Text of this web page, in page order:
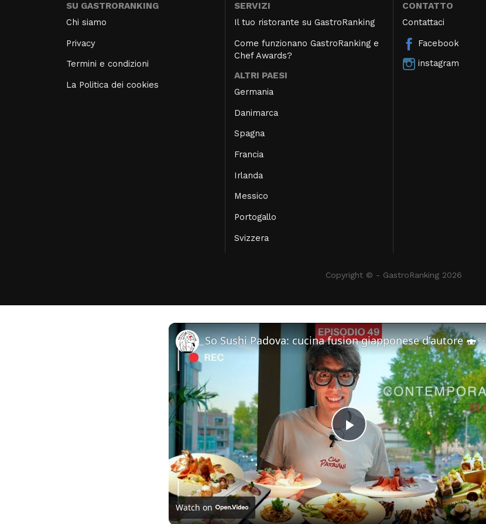
SU GASTRORANKING
Chi siamo
Privacy
Termini e condizioni
La Politica dei cookies
SERVIZI
Il tuo ristorante su GastroRanking
Come funzionano GastroRanking e
Chef Awards?
ALTRI PAESI
Germania
Danimarca
Spagna
Francia
Irlanda
Messico
Portogallo
Svizzera
CONTATTO
Contattaci
Facebook
instagram
Copyright © - GastroRanking 2026
Play
Video
So Sushi Padova: cucina fusion giapponese d'autore 🍣✨
Watch on